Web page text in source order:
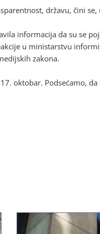
državu, čini se,
informacija da su se
u ministarstvu
zakona.
oktobar. Podsećamo,